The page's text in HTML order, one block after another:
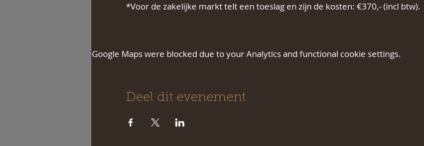
*Voor de zakelijke markt telt een toeslag en zijn de kosten: €370,- (incl btw).
Google Maps were blocked due to your Analytics and functional cookie settings.
Deel dit evenement